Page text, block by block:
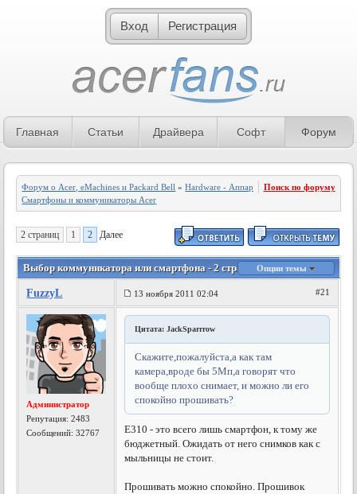
Вход Регистрация
Главная Статьи Драйвера Софт Форум
Форум о Acer, eMachines и Packard Bell »Hardware - Аппаратное обеспечение»
Смартфоны и коммуникаторы Acer
Поиск по форуму
2 страниц 1 2 Далее
Выбор коммуникатора или смартфона - 2 страницаОпции темы
FuzzyL 13 ноября 2011 02:04 #21
Администратор
Репутация:2483
Сообщений: 32767
Цитата: JackSparrrow
Скажите,пожалуйста,а как там
камера,вроде бы 5Мп,а говорят что
вообще плохо снимает, и можно ли его
спокойно прошивать?
Е310 - это всего лишь смартфон, к тому же
бюджетный. Ожидать от него снимков как с
мыльницы не стоит.
Прошивать можно спокойно. Прошивок